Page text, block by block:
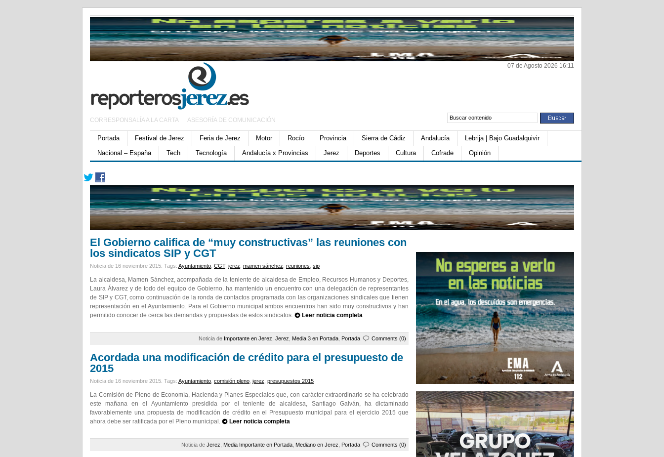
07 de Agosto 2026 16:11
CORRESPONSALÍA A LA CARTA ASESORÍA DE COMUNICACIÓN
Portada Festival de Jerez Feria de Jerez Motor Rocío Provincia Sierra de Cádiz Andalucía
Lebrija | Bajo Guadalquivir
Nacional – España
Tech Tecnología Andalucía x Provincias Jerez Deportes Cultura Cofrade Opinión
El Gobierno califica de “muy constructivas” las reuniones con
los sindicatos SIP y CGT
Noticia de 16 noviembre 2015. Tags: Ayuntamiento CGT, jerez mamen sánchez reuniones sip
La alcaldesa, Mamen Sánchez, acompañada de la teniente de alcaldesa de Empleo, Recursos Humanos y Deportes,
Laura Álvarez y de todo del equipo de Gobierno, ha mantenido un encuentro con una delegación de representantes
de SIP y CGT, como continuación de la ronda de contactos programada con las organizaciones sindicales que tienen
representación en el Ayuntamiento. Para el Gobierno municipal ambos encuentros han sido muy constructivos y han
permitido conocer de cerca las demandas y propuestas de estos sindicatos.
Leer noticia completa
Noticia de Importante en Jerez Jerez Media 3 en Portada Portada Comments (0)
Acordada una modificación de crédito para el presupuesto de
2015
Noticia de 16 noviembre 2015. Tags: Ayuntamiento comisión pleno jerez presupuestos 2015
La Comisión de Pleno de Economía, Hacienda y Planes Especiales que, con carácter extraordinario se ha celebrado
este mañana en el Ayuntamiento presidida por el teniente de alcaldesa, Santiago Galván, ha dictaminado
favorablemente una propuesta de modificación de crédito en el Presupuesto municipal para el ejercicio 2015 que
ahora debe ser ratificada por el Pleno municipal.
Leer noticia completa
Noticia de Jerez Media Importante en Portada Mediano en Jerez Portada Comments (0)